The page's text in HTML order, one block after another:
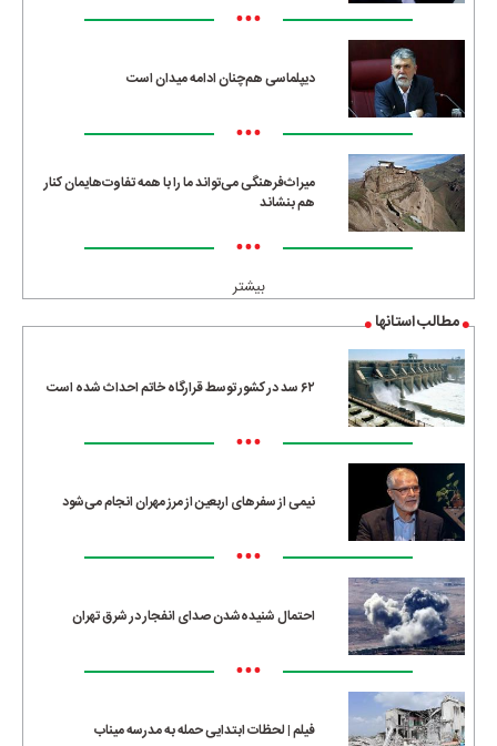
•••
دیپلماسی هم‌چنان ادامه میدان است
•••
میراث‌فرهنگی می‌تواند ما را با همه تفاوت‌هایمان کنار
هم بنشاند
•••
بیشتر
مطالب استانها
۶۲ سد در کشور توسط قرارگاه خاتم احداث شده است
•••
نیمی از سفرهای اربعین از مرز مهران انجام می‌شود
•••
احتمال شنیده‌شدن صدای انفجار در شرق تهران
•••
فیلم | لحظات ابتدایی حمله به مدرسه میناب